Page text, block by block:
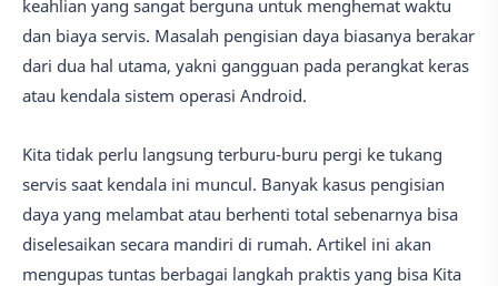
keahlian yang sangat berguna untuk menghemat waktu
dan biaya servis. Masalah pengisian daya biasanya berakar
dari dua hal utama, yakni gangguan pada perangkat keras
atau kendala sistem operasi Android.
Kita tidak perlu langsung terburu-buru pergi ke tukang
servis saat kendala ini muncul. Banyak kasus pengisian
daya yang melambat atau berhenti total sebenarnya bisa
diselesaikan secara mandiri di rumah. Artikel ini akan
mengupas tuntas berbagai langkah praktis yang bisa Kita